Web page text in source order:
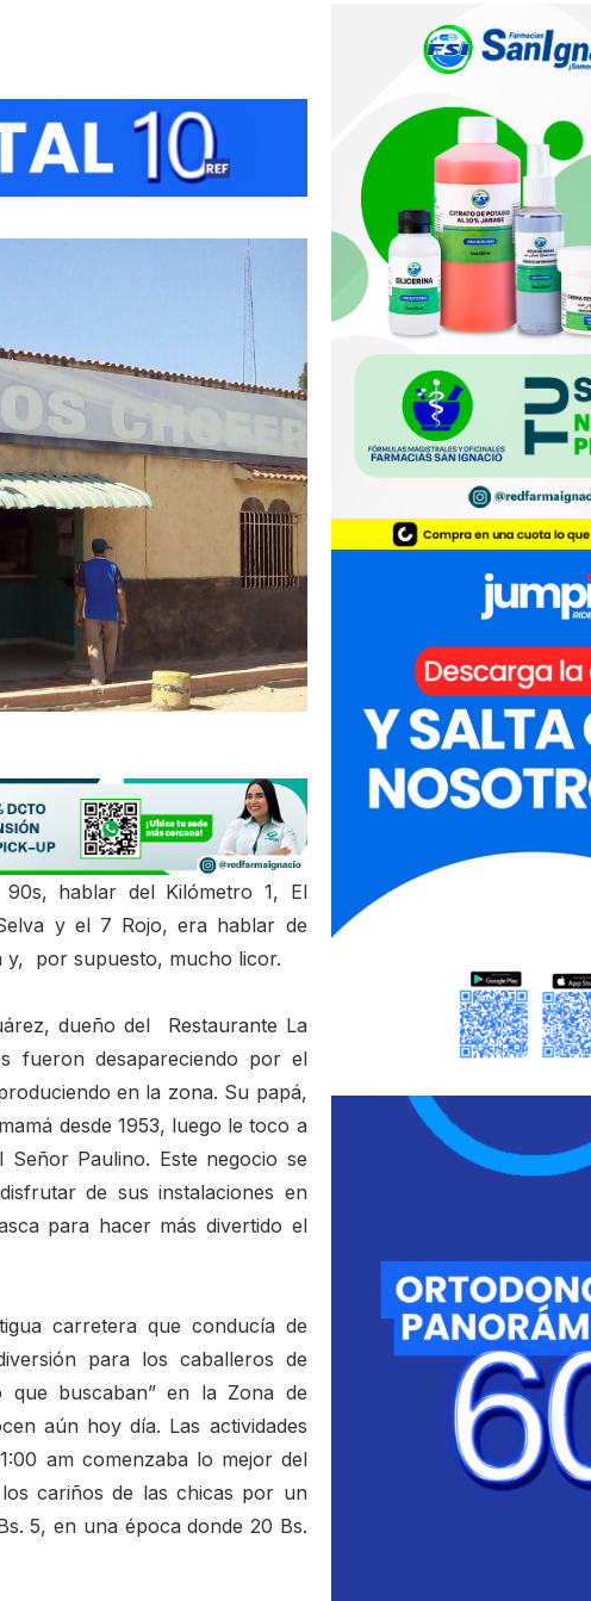
90s, hablar del Kilómetro 1, El
y el 7 Rojo, era hablar de
y, por supuesto, mucho licor.
dueño del Restaurante La
fueron desapareciendo por el
en la zona. Su papá,
desde 1953, luego le toco a
Paulino. Este negocio se
de sus instalaciones en
para hacer más divertido el
carretera que conducía de
para los caballeros de
que buscaban” en la Zona de
aún hoy día. Las actividades
am comenzaba lo mejor del
cariños de las chicas por un
5, en una época donde 20 Bs.